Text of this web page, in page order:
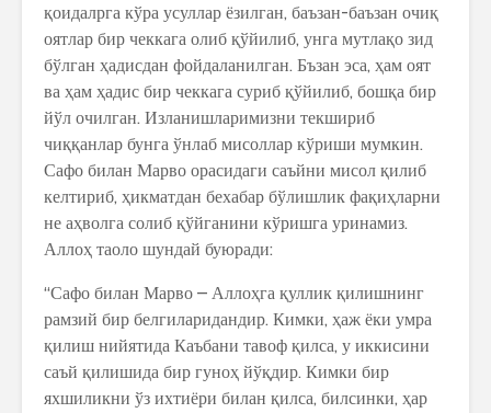
қоидалрга кўра усуллар ёзилган, баъзан-баъзан очиқ
оятлар бир чеккага олиб қўйилиб, унга мутлақо зид
бўлган ҳадисдан фойдаланилган. Бъзан эса, ҳам оят
ва ҳам ҳадис бир чеккага суриб қўйилиб, бошқа бир
йўл очилган. Изланишларимизни текшириб
чиққанлар бунга ўнлаб мисоллар кўриши мумкин.
Сафо билан Марво орасидаги саъйни мисол қилиб
келтириб, ҳикматдан бехабар бўлишлик фақиҳларни
не аҳволга солиб қўйганини кўришга уринамиз.
Аллоҳ таоло шундай буюради:
“Сафо билан Марво – Аллоҳга қуллик қилишнинг
рамзий бир белгиларидандир. Кимки, ҳаж ёки умра
қилиш нийятида Каъбани тавоф қилса, у иккисини
саъй қилишида бир гуноҳ йўқдир. Кимки бир
яхшиликни ўз ихтиёри билан қилса, билсинки, ҳар